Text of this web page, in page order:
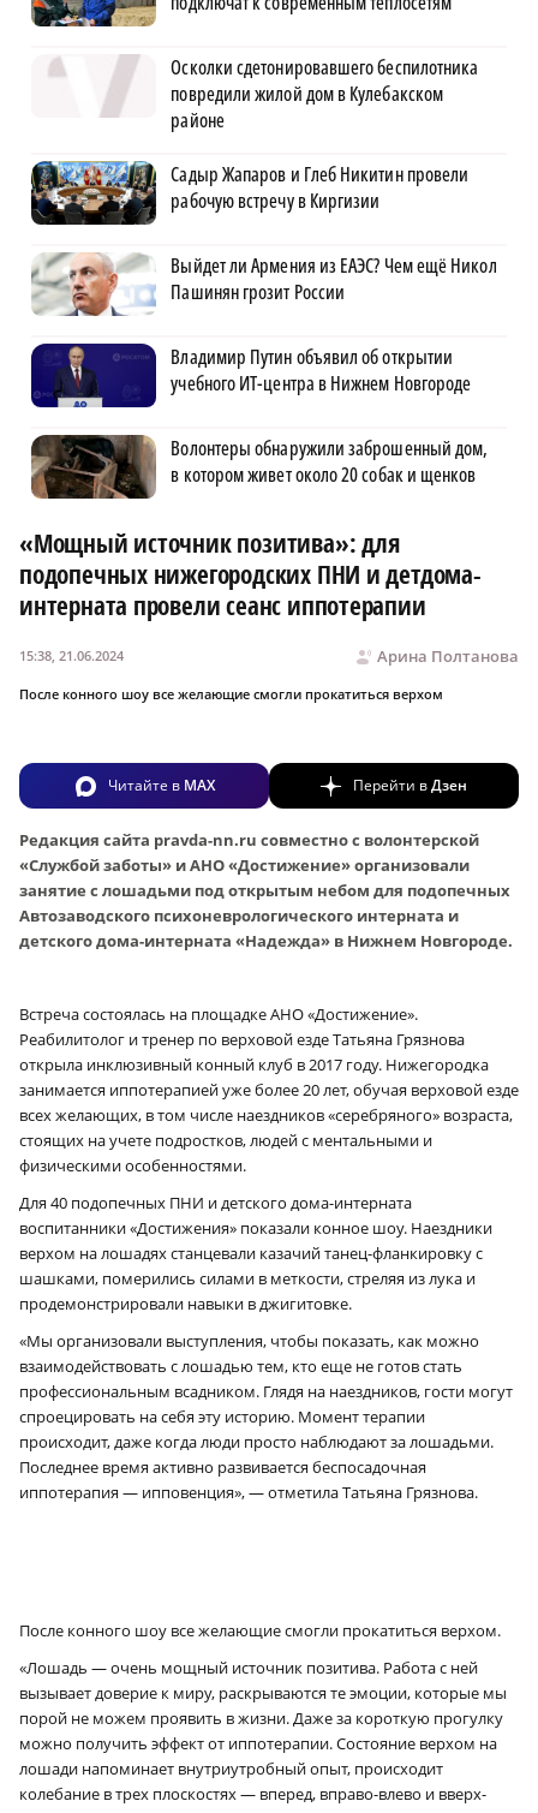
Осколки сдетонировавшего беспилотника
повредили жилой дом в Кулебакском
районе
Садыр Жапаров и Глеб Никитин провели
рабочую встречу в Киргизии
Выйдет ли Армения из ЕАЭС? Чем ещё Никол
Пашинян грозит России
Владимир Путин объявил об открытии
учебного ИТ-центра в Нижнем Новгороде
Волонтеры обнаружили заброшенный дом,
в котором живет около 20 собак и щенков
«Мощный источник позитива»: для
подопечных нижегородских ПНИ и детдома-
интерната провели сеанс иппотерапии
Арина Полтанова
15:38, 21.06.2024
После конного шоу все желающие смогли прокатиться верхом
Читайте в MAX Перейти вДзен
Редакция сайта pravda-nn.ru совместно с волонтерской
«Службой заботы» и АНО «Достижение» организовали
занятие с лошадьми под открытым небом для подопечных
Автозаводского психоневрологического интерната и
детского дома-интерната «Надежда» в Нижнем Новгороде.
Встреча состоялась на площадке АНО «Достижение».
Реабилитолог и тренер по верховой езде Татьяна Грязнова
открыла инклюзивный конный клуб в 2017 году. Нижегородка
занимается иппотерапией уже более 20 лет, обучая верховой езде
всех желающих, в том числе наездников «серебряного» возраста,
стоящих на учете подростков, людей с ментальными и
физическими особенностями.
Для 40 подопечных ПНИ и детского дома-интерната
воспитанники «Достижения» показали конное шоу. Наездники
верхом на лошадях станцевали казачий танец-фланкировку с
шашками, померились силами в меткости, стреляя из лука и
продемонстрировали навыки в джигитовке.
«Мы организовали выступления, чтобы показать, как можно
взаимодействовать с лошадью тем, кто еще не готов стать
профессиональным всадником. Глядя на наездников, гости могут
спроецировать на себя эту историю. Момент терапии
происходит, даже когда люди просто наблюдают за лошадьми.
Последнее время активно развивается беспосадочная
иппотерапия — ипповенция», — отметила Татьяна Грязнова.
После конного шоу все желающие смогли прокатиться верхом.
«Лошадь — очень мощный источник позитива. Работа с ней
вызывает доверие к миру, раскрываются те эмоции, которые мы
порой не можем проявить в жизни. Даже за короткую прогулку
можно получить эффект от иппотерапии. Состояние верхом на
лошади напоминает внутриутробный опыт, происходит
колебание в трех плоскостях — вперед, вправо-влево и вверх-